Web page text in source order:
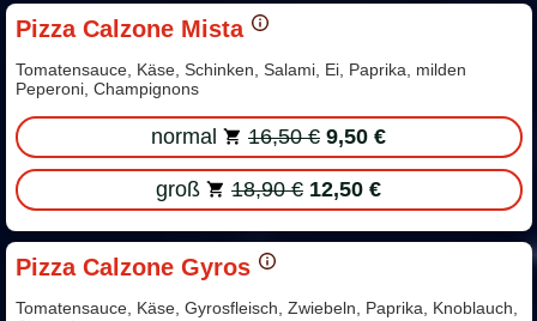
Pizza Calzone Mista
Tomatensauce, Käse, Schinken, Salami, Ei, Paprika, milden
Peperoni, Champignons
normal 16,50 € 9,50 €
groß 18,90 € 12,50 €
Pizza Calzone Gyros
Tomatensauce, Käse, Gyrosfleisch, Zwiebeln, Paprika, Knoblauch,